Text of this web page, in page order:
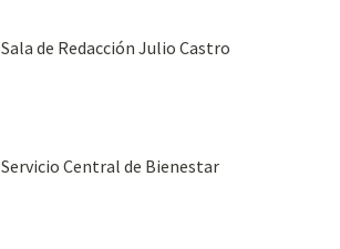
Sala de Redacción Julio Castro
Servicio Central de Bienestar